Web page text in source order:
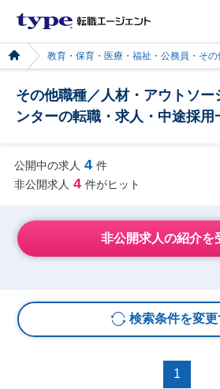
教育・保育・医療・福祉・公務員・その
その他職種／人材・アウトソー
ンターの転職・求人・中途採用
公開中の求人 4 件
非公開求人 4 件がヒット
非公開求人の紹介を
検索条件を変更
1